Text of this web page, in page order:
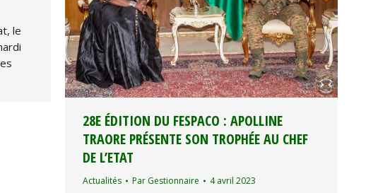
le
28E ÉDITION DU FESPACO : APOLLINE
TRAORE PRÉSENTE SON TROPHÉE AU CHEF
DE L’ETAT
Actualités Par Gestionnaire 4 avril 2023